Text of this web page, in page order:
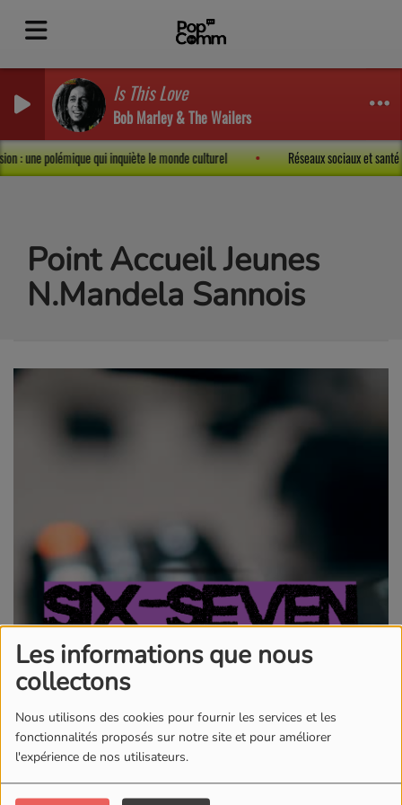
Les informations que nous
collectons
Nous utilisons des cookies pour fournir les services et les
fonctionnalités proposés sur notre site et pour améliorer
l'expérience de nos utilisateurs.
Is This Love
Bob Marley & The Wailers
: une polémique qui inquiète le monde culturel Réseaux sociaux et
Point Accueil Jeunes
N.Mandela Sannois